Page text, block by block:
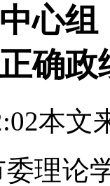
心
确
本文
理论